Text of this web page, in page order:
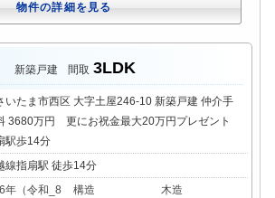
物件の詳細を見る
新築戸建 間取 3LDK
いたま市西区 大字土屋246-10 新築戸建 仲介手
3680万円 更にお祝金最大20万円プレゼント
駅歩14分
線指扇駅 徒歩14分
年（令和_8
構造 木造